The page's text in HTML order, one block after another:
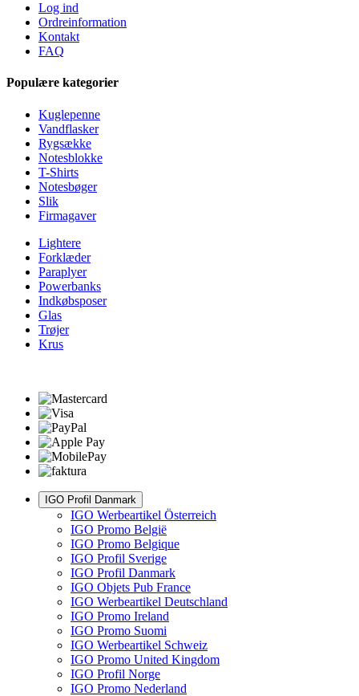
Log ind
Ordreinformation
Kontakt
FAQ
Populære kategorier
Kuglepenne
Vandflasker
Rygsække
Notesblokke
T-Shirts
Notesbøger
Slik
Firmagaver
Lightere
Forklæder
Paraplyer
Powerbanks
Indkøbsposer
Glas
Trøjer
Krus
IGO Profil Danmark
IGO Werbeartikel Österreich
IGO Promo België
IGO Promo Belgique
IGO Profil Sverige
IGO Profil Danmark
IGO Objets Pub France
IGO Werbeartikel Deutschland
IGO Promo Ireland
IGO Promo Suomi
IGO Werbeartikel Schweiz
IGO Promo United Kingdom
IGO Profil Norge
IGO Promo Nederland